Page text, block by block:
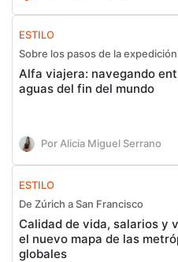
ESTILO
Sobre los pasos de la
Alfa viajera: navegando
aguas del fin del mundo
Por Alicia Miguel Serrano
ESTILO
De Zúrich a San Francisco
Calidad de vida, salarios y
el nuevo mapa de las
globales